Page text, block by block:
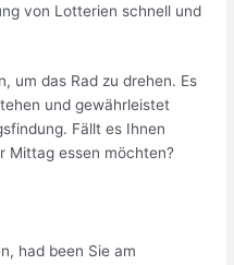
von Lotterien schnell und
um das Rad zu drehen. Es
und gewährleistet
Fällt es Ihnen
Mittag essen möchten?
had been Sie am